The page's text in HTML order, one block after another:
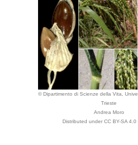
© Dipartimento di Scienze della Vita,
Trieste
Andrea Moro
Distributed under CC BY-SA 4.0